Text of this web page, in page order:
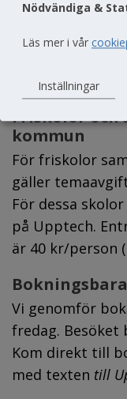
Vill ni att
Friskolor och
kommun
För friskolor
gäller
För dessa
på Upptech.
är 40 kr/person
Vi genomför
fredag. Besöket
Kom direkt till
med texten till
Nödvändiga &
Läs mer i vår
Inställningar